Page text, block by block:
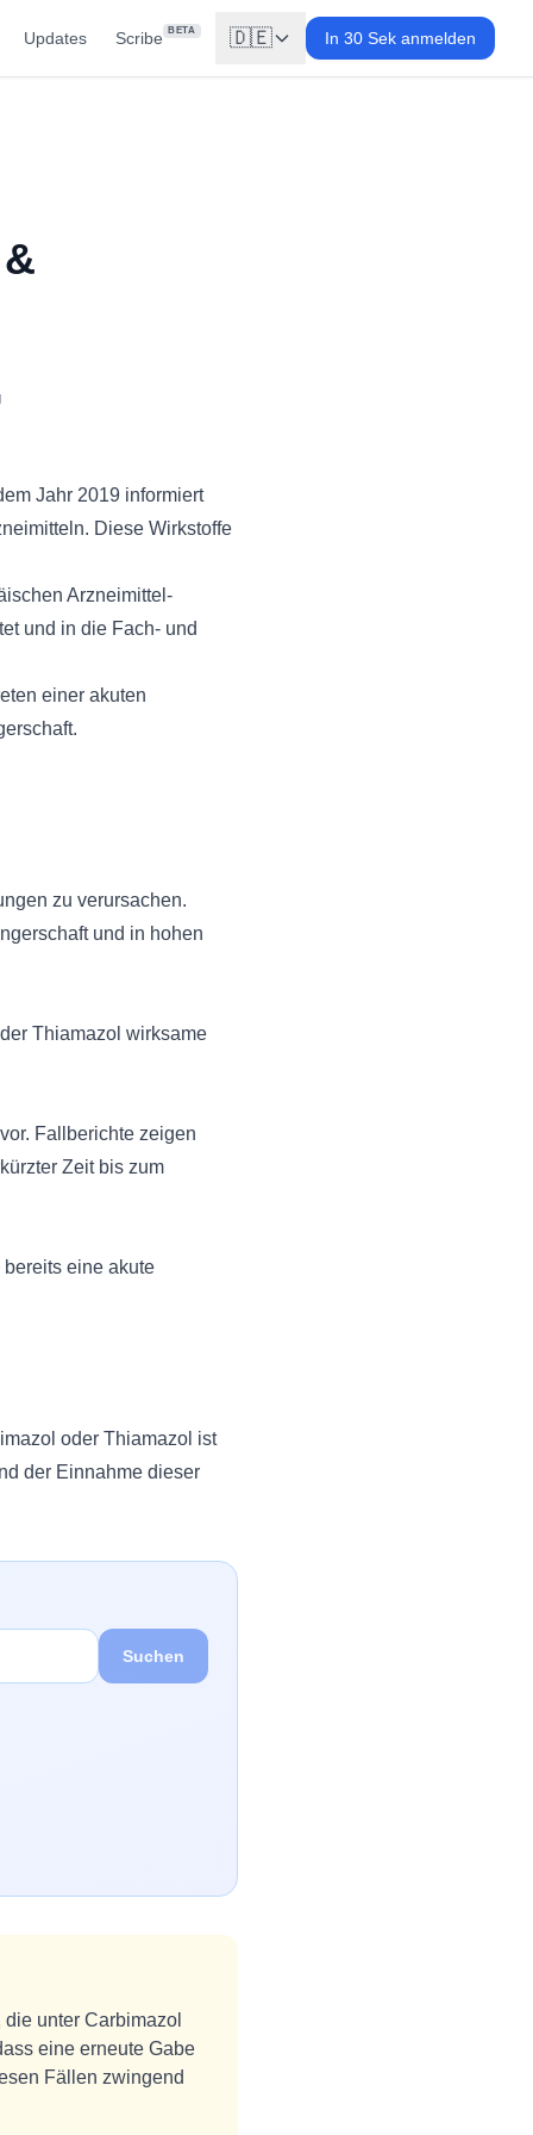
Updates Scribe BETA 🇩🇪 In 30 Sek anmelden
Jahr 2019 informiert
Diese Wirkstoffe
Arzneimittel-
und in die Fach- und
einer akuten
zu verursachen.
und in hohen
Thiamazol wirksame
Fallberichte zeigen
Zeit bis zum
eine akute
oder Thiamazol ist
der Einnahme dieser
Suchen
unter Carbimazol
eine erneute Gabe
Fällen zwingend